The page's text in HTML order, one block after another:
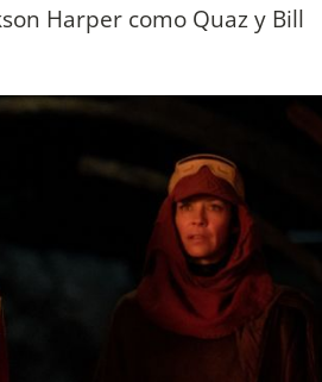
Harper como Quaz y Bill